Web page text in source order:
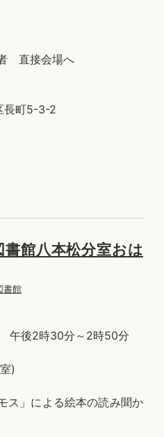
直接会場へ
長町5-3-2
書館八本松分室おは
書館
午後2時30分～2時50分
)
ス」による絵本の読み聞か